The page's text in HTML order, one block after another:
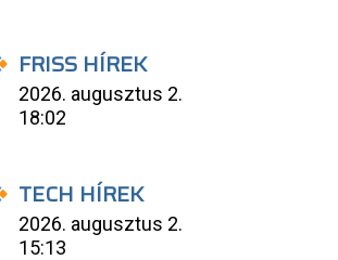
FRISS HÍREK
2026. augusztus 2.
18:02
TECH HÍREK
2026. augusztus 2.
15:13